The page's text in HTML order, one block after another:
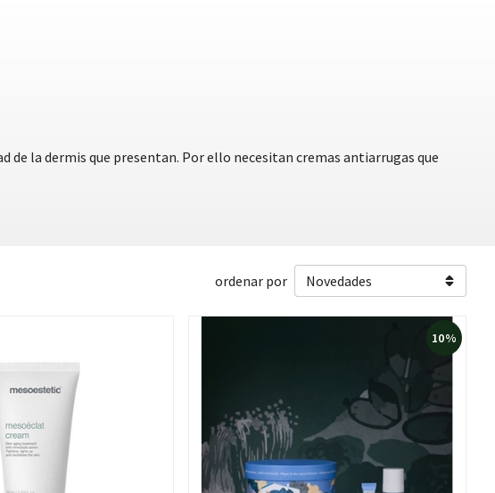
la dermis que presentan. Por ello necesitan cremas antiarrugas que
ordenar por
10%